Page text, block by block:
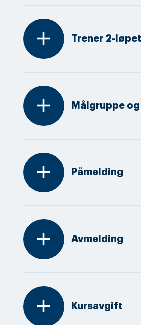
add Trener 2-
add Målgruppe
add Påmelding
add Avmelding
add Kursavgift